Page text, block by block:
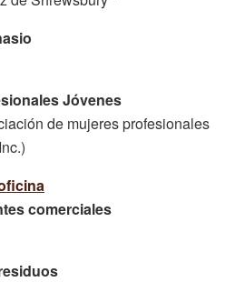
Jóvenes
de mujeres profesionales
comerciales